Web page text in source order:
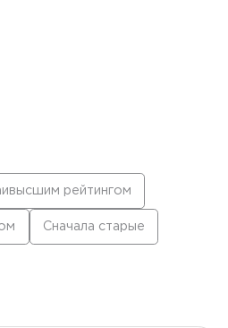
Меш
рейтингом
Сначала старые